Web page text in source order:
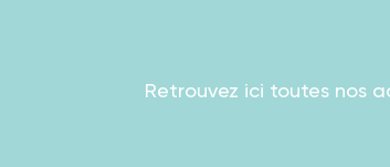
Retrouvez ici toutes nos